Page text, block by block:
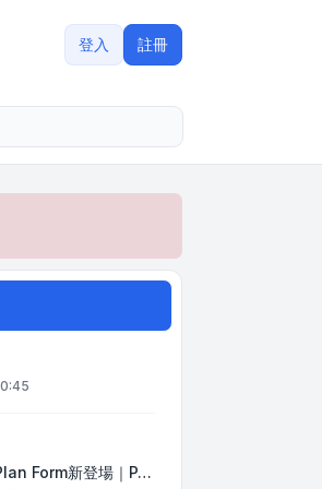
登入 註冊
Form新登場｜P…